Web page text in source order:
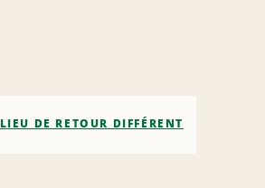
LIEU DE RETOUR DIFFÉRENT